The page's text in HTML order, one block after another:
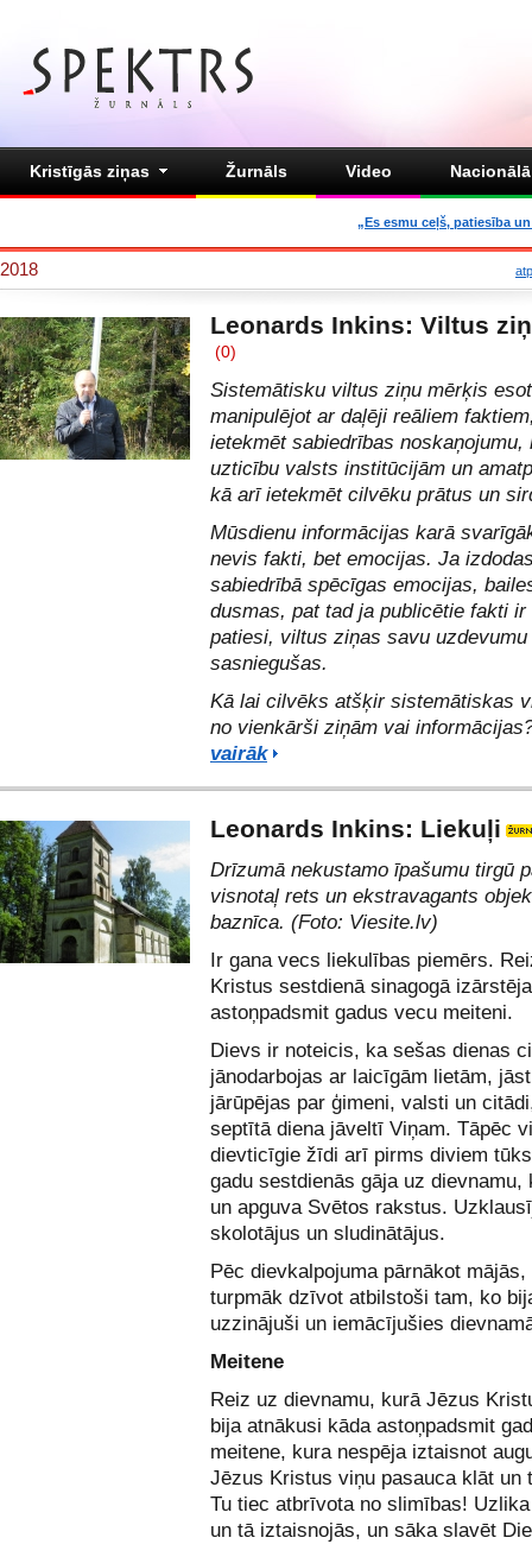
Kristīgās ziņas Žurnāls Video
„Es esmu ceļš, patiesība
2018
Leonards Inkins: Viltus
(0)
Sistemātisku viltus ziņu mērķis
manipulējot ar daļēji reāliem
ietekmēt sabiedrības noskaņojumu,
uzticību valsts institūcijām un
kā arī ietekmēt cilvēku prātus un
Mūsdienu informācijas karā
nevis fakti, bet emocijas. Ja
sabiedrībā spēcīgas emocijas,
dusmas, pat tad ja publicētie fakti
patiesi, viltus ziņas savu uzdevumu
sasniegušas.
Kā lai cilvēks atšķir sistemātiskas
no vienkārši ziņām vai
vairāk
Leonards Inkins: Liekuļi
Drīzumā nekustamo īpašumu tirgū
visnotaļ rets un ekstravagants
baznīca. (Foto: Viesite.lv)
Ir gana vecs liekulības piemērs.
Kristus sestdienā sinagogā
astoņpadsmit gadus vecu meiteni.
Dievs ir noteicis, ka sešas dienas
jānodarbojas ar laicīgām lietām,
jārūpējas par ģimeni, valsti un
septītā diena jāveltī Viņam. Tāpēc
dievticīgie žīdi arī pirms diviem
gadu sestdienās gāja uz dievnamu,
un apguva Svētos rakstus.
skolotājus un sludinātājus.
Pēc dievkalpojuma pārnākot mājās,
turpmāk dzīvot atbilstoši tam, ko
uzzinājuši un iemācījušies
Meitene
Reiz uz dievnamu, kurā Jēzus
bija atnākusi kāda astoņpadsmit
meitene, kura nespēja iztaisnot
Jēzus Kristus viņu pasauca klāt un
Tu tiec atbrīvota no slimības!
un tā iztaisnojās, un sāka slavēt